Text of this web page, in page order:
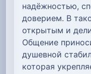
надёжностью,
доверием. В
открытым и
Общение
душевной
которая